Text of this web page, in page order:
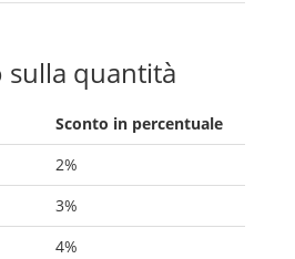
sulla quantità
Sconto in percentuale
2%
3%
4%